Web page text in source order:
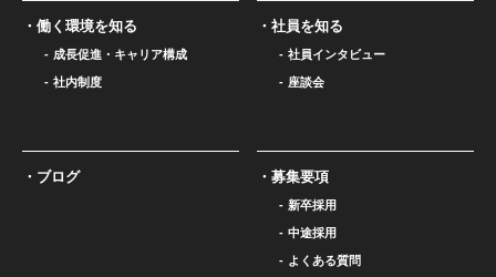
働く環境を知る
成長促進・キャリア構成
社内制度
社員を知る
社員インタビュー
座談会
ブログ 募集要項
新卒採用
中途採用
よくある質問